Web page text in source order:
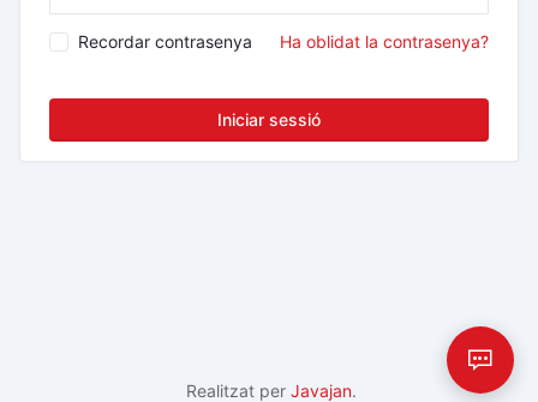
Recordar contrasenya Ha oblidat la contrasenya?
Iniciar sessió
Realitzat per Javajan.